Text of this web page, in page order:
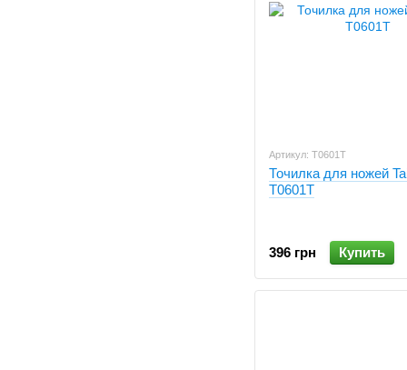
Артикул: T0601T
Точилка для ножей
T0601T
396 грн Купить